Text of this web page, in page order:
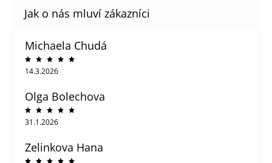
Michaela Chudá
14.3.2026
Olga Bolechova
31.1.2026
Zelinkova Hana